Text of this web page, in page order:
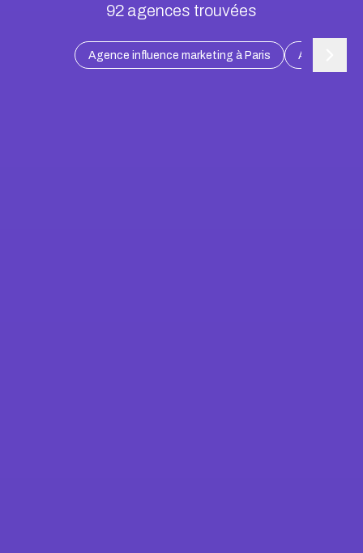
92 agences trouvées
Agence influence marketing à Paris Agence